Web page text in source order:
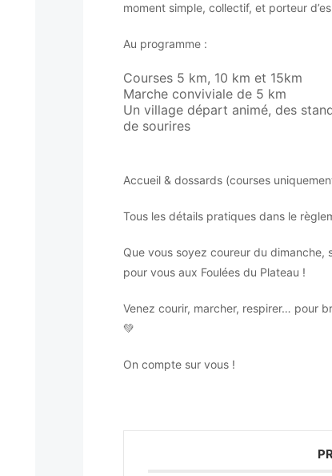
moment simple, collectif, et porteur
Au programme :
Courses 5 km, 10 km et 15km
Marche conviviale de 5 km
Un village départ animé, des
de sourires
Accueil & dossards (courses
Tous les détails pratiques dans le
Que vous soyez coureur du
pour vous aux Foulées du Plateau !
Venez courir, marcher, respirer… pour
💚
On compte sur vous !